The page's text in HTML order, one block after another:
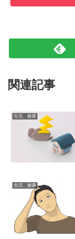
関連記事
生活、健康
生活、健康